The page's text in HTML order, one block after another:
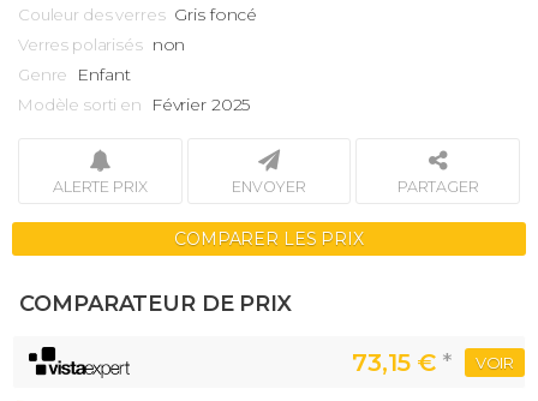
Couleur des verres Gris foncé
Verres polarisés non
Genre Enfant
Modèle sorti en Février 2025
ALERTE PRIX ENVOYER PARTAGER
COMPARER LES PRIX
COMPARATEUR DE PRIX
73,15 € * VOIR